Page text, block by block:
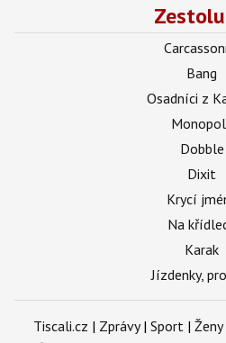
Bang
Osadníci z
Dobble
Dixit
Krycí
Na
Karak
Jízdenky,
Tiscali.cz | Zprávy| Sport | Ženy